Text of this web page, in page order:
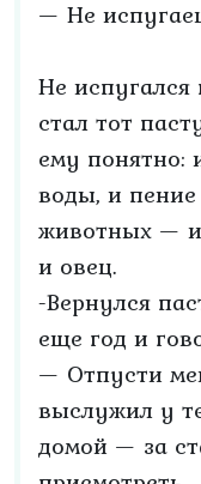
— Не
Не
стал тот
ему понятно:
воды, и
животных — и
и овец.
-Вернулся
еще год и
— Отпусти
выслужил у
домой — за